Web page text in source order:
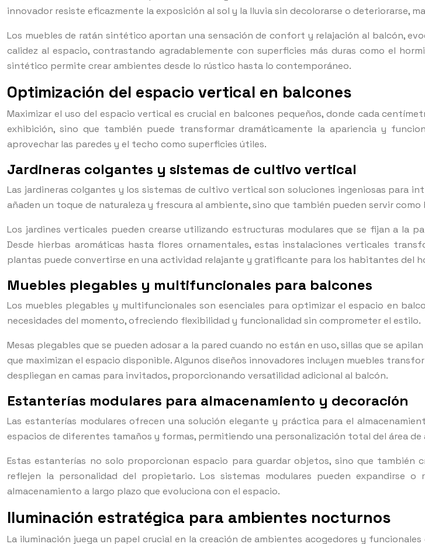
innovador resiste eficazmente la exposición al sol y la lluvia sin decolorarse o deteriorarse,
Los muebles de ratán sintético aportan una sensación de confort y relajación al balcón,
calidez al espacio, contrastando agradablemente con superficies más duras como el
sintético permite crear ambientes desde lo rústico hasta lo contemporáneo.
Optimización del espacio vertical en balcones
Maximizar el uso del espacio vertical es crucial en balcones pequeños, donde cada
exhibición, sino que también puede transformar dramáticamente la apariencia y
aprovechar las paredes y el techo como superficies útiles.
Jardineras colgantes y sistemas de cultivo vertical
Las jardineras colgantes y los sistemas de cultivo vertical son soluciones ingeniosas para
añaden un toque de naturaleza y frescura al ambiente, sino que también pueden servir
Los jardines verticales pueden crearse utilizando estructuras modulares que se fijan a la
Desde hierbas aromáticas hasta flores ornamentales, estas instalaciones verticales
plantas puede convertirse en una actividad relajante y gratificante para los habitantes del
Muebles plegables y multifuncionales para balcones
Los muebles plegables y multifuncionales son esenciales para optimizar el espacio en
necesidades del momento, ofreciendo flexibilidad y funcionalidad sin comprometer el estilo.
Mesas plegables que se pueden adosar a la pared cuando no están en uso, sillas que se
que maximizan el espacio disponible. Algunos diseños innovadores incluyen muebles
despliegan en camas para invitados, proporcionando versatilidad adicional al balcón.
Estanterías modulares para almacenamiento y decoración
Las estanterías modulares ofrecen una solución elegante y práctica para el
espacios de diferentes tamaños y formas, permitiendo una personalización total del área de
Estas estanterías no solo proporcionan espacio para guardar objetos, sino que
reflejen la personalidad del propietario. Los sistemas modulares pueden expandirse
almacenamiento a largo plazo que evoluciona con el espacio.
Iluminación estratégica para ambientes nocturnos
La iluminación juega un papel crucial en la creación de ambientes acogedores y